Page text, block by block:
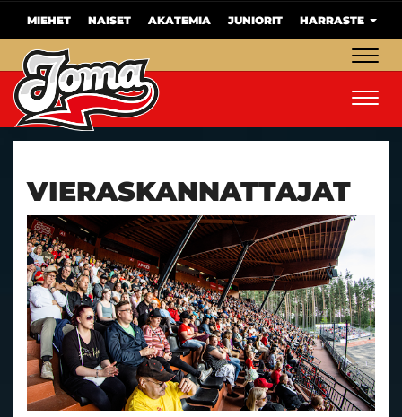
MIEHET NAISET AKATEMIA JUNIORIT HARRASTE
VIERASKANNATTAJAT